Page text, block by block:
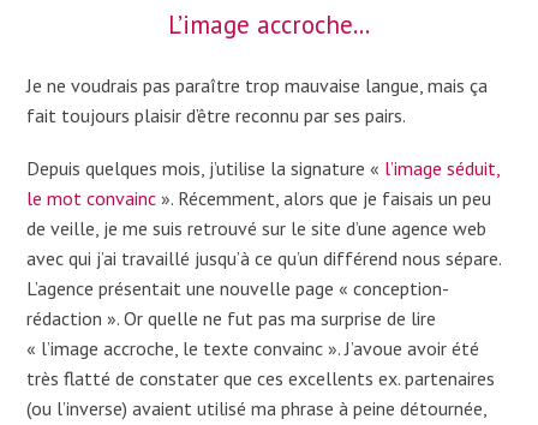
L’image accroche…
Je ne voudrais pas paraître trop mauvaise langue, mais ça
fait toujours plaisir d’être reconnu par ses pairs.
Depuis quelques mois, j’utilise la signature « l’image séduit,
le mot convainc ». Récemment, alors que je faisais un peu
de veille, je me suis retrouvé sur le site d’une agence web
avec qui j’ai travaillé jusqu’à ce qu’un différend nous sépare.
L’agence présentait une nouvelle page « conception-
rédaction ». Or quelle ne fut pas ma surprise de lire
« l’image accroche, le texte convainc ». J’avoue avoir été
très flatté de constater que ces excellents ex. partenaires
(ou l’inverse) avaient utilisé ma phrase à peine détournée,